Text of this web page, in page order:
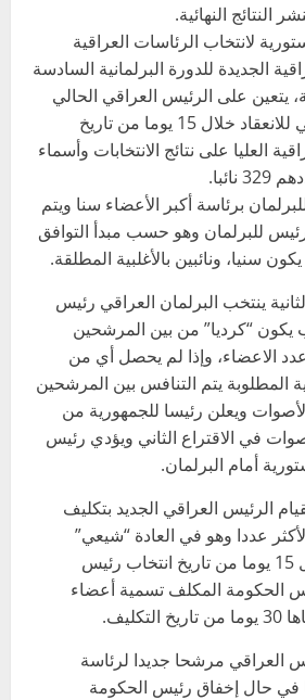
النتائج النهائية.
لانتخاب الرئاسات العراقية
الجديدة للدورة البرلمانية السادسة
يتعين على الرئيس العراقي الحالي
دعوة البرلمان العراقي للانعقاد خلال 15 يوما من تاريخ
العليا على نتائج الانتخابات وأسماء
برئاسة أكبر الأعضاء سنا ويتم
للبرلمان وهو حسب مبدأ التوافق
سنيا، ونائبين بالأغلبية المطلقة.
ينتخب البرلمان العراقي رئيس
يكون “كرديا” من بين المرشحين
الاعضاء، وإذا لم يحصل أي من
المطلوبة يتم التنافس بين المرشحين
ويعلن رئيسا للجمهورية من
في الاقتراع الثاني ويؤدي رئيس
أمام البرلمان.
الرئيس العراقي الجديد بتكليف
عددا وهو في العادة “شيعي”
بتشكيل الحكومة خلال 15 يوما من تاريخ انتخاب رئيس
الحكومة المكلف تسمية أعضاء
العراقي مرشحا جديدا لرئاسة
خلال 15يوما في حال إخفاق رئيس الحكومة